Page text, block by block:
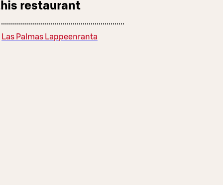
restaurant
Las Palmas Lappeenranta